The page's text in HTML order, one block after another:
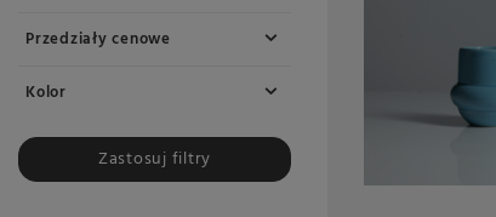
Przedziały cenowe
Kolor
Zastosuj filtry